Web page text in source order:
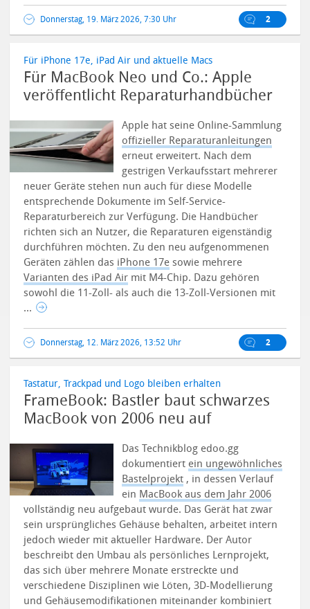
Donnerstag, 19. März 2026, 7:30 Uhr 2
Für iPhone 17e, iPad Air und aktuelle Macs
Für MacBook Neo und Co.: Apple
veröffentlicht Reparaturhandbücher
Apple hat seine Online-Sammlung
offizieller Reparaturanleitungen
erneut erweitert. Nach dem
gestrigen Verkaufsstart mehrerer
neuer Geräte stehen nun auch für diese Modelle
entsprechende Dokumente im Self-Service-
Reparaturbereich zur Verfügung. Die Handbücher
richten sich an Nutzer, die Reparaturen eigenständig
durchführen möchten.Zu den neu aufgenommenen
Geräten zählen das iPhone 17e sowie mehrere
Varianten des iPad Air mit M4-Chip. Dazu gehören
sowohl die 11-Zoll- als auch die 13-Zoll-Versionen mit
...
Donnerstag, 12. März 2026, 13:52 Uhr 2
Tastatur, Trackpad und Logo bleiben erhalten
FrameBook: Bastler baut schwarzes
MacBook von 2006 neu auf
Das Technikblog edoo.gg
dokumentiert ein ungewöhnliches
Bastelprojekt , in dessen Verlauf
ein MacBook aus dem Jahr 2006
vollständig neu aufgebaut wurde. Das Gerät hat zwar
sein ursprüngliches Gehäuse behalten, arbeitet intern
jedoch wieder mit aktueller Hardware. Der Autor
beschreibt den Umbau als persönliches Lernprojekt,
das sich über mehrere Monate erstreckte und
verschiedene Disziplinen wie Löten, 3D-Modellierung
und Gehäusemodifikationen miteinander kombiniert